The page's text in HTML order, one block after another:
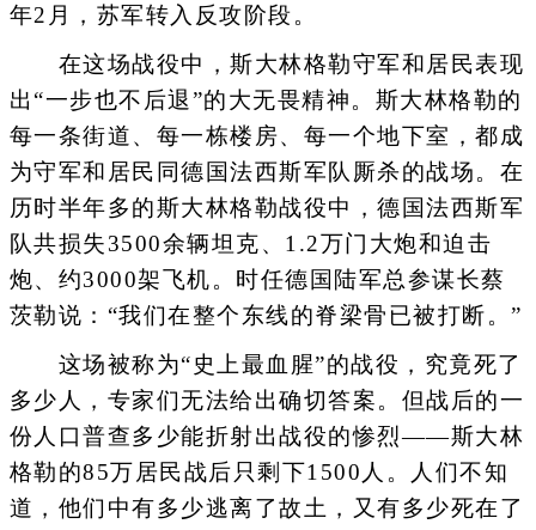
年2月，苏军转入反攻阶段。
在这场战役中，斯大林格勒守军和居民表现
出“一步也不后退”的大无畏精神。斯大林格勒的
每一条街道、每一栋楼房、每一个地下室，都成
为守军和居民同德国法西斯军队厮杀的战场。在
历时半年多的斯大林格勒战役中，德国法西斯军
队共损失3500余辆坦克、1.2万门大炮和迫击
炮、约3000架飞机。时任德国陆军总参谋长蔡
茨勒说：“我们在整个东线的脊梁骨已被打断。”
这场被称为“史上最血腥”的战役，究竟死了
多少人，专家们无法给出确切答案。但战后的一
份人口普查多少能折射出战役的惨烈——斯大林
格勒的85万居民战后只剩下1500人。人们不知
道，他们中有多少逃离了故土，又有多少死在了